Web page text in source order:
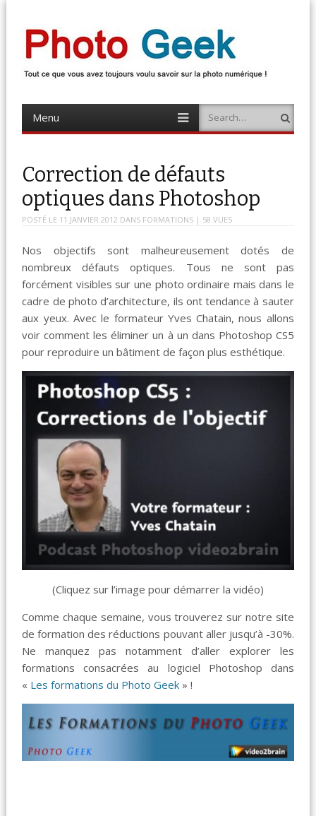
Photo Geek
Menu
content
Search
Correction de défauts
optiques dans Photoshop
POSTÉ LE 11 JANVIER 2012 DANS FORMATIONS | 58 VUES
Nos objectifs sont malheureusement dotés de
nombreux défauts optiques. Tous ne sont pas
forcément visibles sur une photo ordinaire mais dans le
cadre de photo d’architecture, ils ont tendance à sauter
aux yeux. Avec le formateur Yves Chatain, nous allons
voir comment les éliminer un à un dans Photoshop CS5
pour reproduire un bâtiment de façon plus esthétique.
(Cliquez sur l’image pour démarrer la vidéo)
Comme chaque semaine, vous trouverez sur notre site
de formation des réductions pouvant aller jusqu’à -30%.
Ne manquez pas notamment d’aller explorer les
formations consacrées au logiciel Photoshop dans
« Les formations du Photo Geek » !